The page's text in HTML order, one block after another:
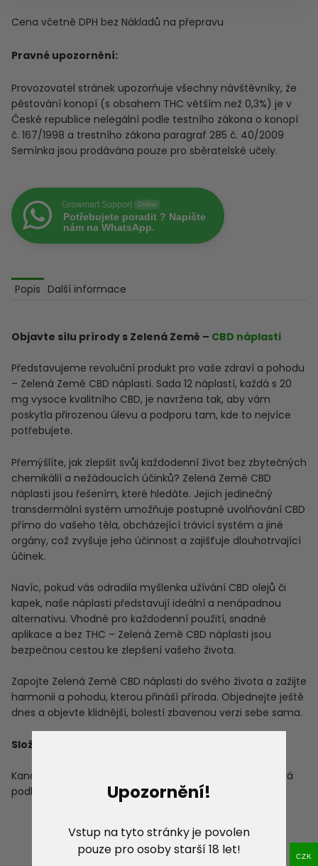
množství
Cena včetně DPH bez Nákladů na přepravu
Pravné upozornění:
Provozovatel stránek upozorňuje všechny návštěvníky, že
pěstování konopí (s obsahem THC větším než 0,3%) je v
České republice nelegální podle testního zákona o konopí
č. 167/1998 a trestního zákona paragraf 285 č. 40/2009
Semínka jsou prodávána pouze pro sběratelské učely.
Growmart Support Online
Potřebujete poradit ? Napište
nám na WhatsApp.
Popis Další informace
Objavte sílu prírody s Zelená Země – CBD náplasti
Představujeme revoluční produkt pro vaše zdraví a pohodu
– Zelená Země CBD náplasti. Sada 12 náplastí, každá s 20
mg vysoce kvalitního CBD, je navržena tak, aby vám
poskytla přirozenou úlevu a podporu tam, kde to nejvíce
potřebujete.
Přemýšlíte, jak zlepšit svůj každodenní život bez zbytečných
chemikálií a nežádoucích účinků? Zelená Země CBD
náplasti jsou řešením, které hledáte. Jejich jedinečný
transdermální systém umožňuje postupné uvolňování CBD
přímo do vašeho těla, obcházející trávicí systém a jiné
orgány, což zvyšuje jeho účinnost a zajišťuje dlouhotrvající
účinek.
Navíc, pokud vás odradila myšlenka užívání CBD olejů či
kapek, naše náplasti představují ideální a nenápadnou
alternativu. Vhodné pro každodenní použití, snadné
aplikace a bez THC – Zelená Země CBD náplasti jsou
bezpečnou cestou ke zlepšení vašeho života.
Zapojte Zelená Země CBD náplasti do svého života a zažijte
harmonii a pohodu, kterou přináší příroda. Objednejte ještě
dnes a objevte klidnější, bolestí zbavenou verzi sebe sama.
Složení:
Kanabidiol (CBD), Samotvrdnoucí lepidlo, Polyethylenová
podkladová fólie
CZK
Upozornění!
Vstup na tyto stránky je povolen
pouze pro osoby starší 18 let!